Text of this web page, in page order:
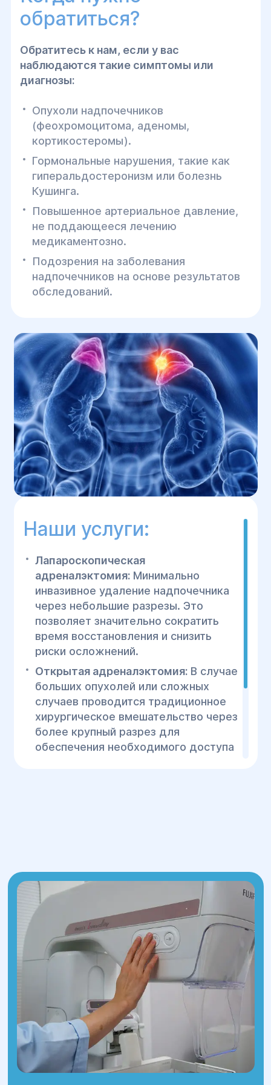
обратиться?
Обратитесь к нам, если у вас
наблюдаются такие симптомы или
диагнозы:
Опухоли надпочечников
(феохромоцитома, аденомы,
кортикостеромы).
Гормональные нарушения, такие как
гиперальдостеронизм или болезнь
Кушинга.
Повышенное артериальное давление,
не поддающееся лечению
медикаментозно.
Подозрения на заболевания
надпочечников на основе результатов
обследований.
Наши услуги:
Лапароскопическая
адреналэктомия: Минимально
инвазивное удаление надпочечника
через небольшие разрезы. Это
позволяет значительно сократить
время восстановления и снизить
риски осложнений.
Открытая адреналэктомия: В случае
больших опухолей или сложных
случаев проводится традиционное
хирургическое вмешательство через
более крупный разрез для
обеспечения необходимого доступа